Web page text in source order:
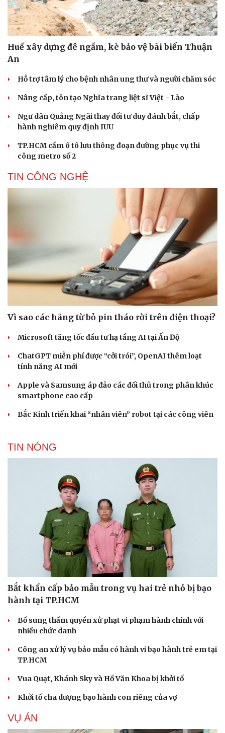
Huế xây dựng đê ngầm, kè bảo vệ bãi biển Thuận
An
Hỗ trợ tâm lý cho bệnh nhân ung thư và người chăm sóc
Nâng cấp, tôn tạo Nghĩa trang liệt sĩ Việt - Lào
Ngư dân Quảng Ngãi thay đổi tư duy đánh bắt, chấp
hành nghiêm quy định IUU
TP.HCM cấm ô tô lưu thông đoạn đường phục vụ thi
công metro số 2
TIN CÔNG NGHỆ
Vì sao các hãng từ bỏ pin tháo rời trên điện thoại?
Microsoft tăng tốc đầu tư hạ tầng AI tại Ấn Độ
ChatGPT miễn phí được “cởi trói”, OpenAI thêm loạt
tính năng AI mới
Apple và Samsung áp đảo các đối thủ trong phân khúc
smartphone cao cấp
Bắc Kinh triển khai “nhân viên” robot tại các công viên
TIN NÓNG
Bắt khẩn cấp bảo mẫu trong vụ hai trẻ nhỏ bị bạo
hành tại TP.HCM
Bổ sung thẩm quyền xử phạt vi phạm hành chính với
nhiều chức danh
Công an xử lý vụ bảo mẫu có hành vi bạo hành trẻ em tại
TP.HCM
Vua Quạt, Khánh Sky và Hồ Văn Khoa bị khởi tố
Khởi tố cha dượng bạo hành con riêng của vợ
VỤ ÁN